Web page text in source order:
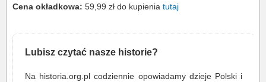
Cena okładkowa: 59,99 zł do kupienia tutaj
Lubisz czytać nasze historie?
Na historia.org.pl codziennie opowiadamy dzieje Polski i